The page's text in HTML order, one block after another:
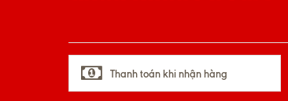
Thanh toán khi nhận hàng